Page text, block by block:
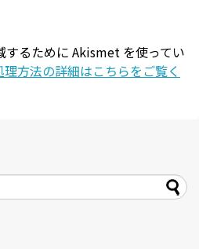
するために Akismet を使ってい
方法の詳細はこちらをご覧く